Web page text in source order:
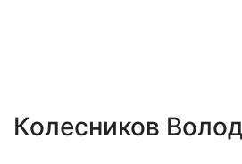
Колесников